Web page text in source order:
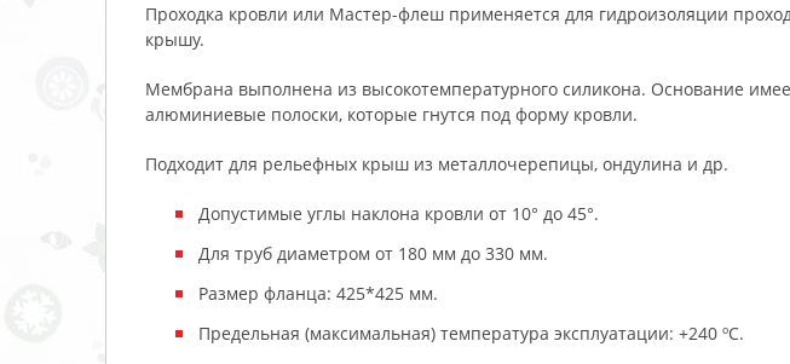
Проходка кровли или Мастер-флеш применяется для гидроизоляции
крышу.
Мембрана выполнена из высокотемпературного силикона. Основание
алюминиевые полоски, которые гнутся под форму кровли.
Подходит для рельефных крыш из металлочерепицы, ондулина и др.
Допустимые углы наклона кровли от 10° до 45°.
Для труб диаметром от 180 мм до 330 мм.
Размер фланца: 425*425 мм.
Предельная (максимальная) температура эксплуатации: +240 ºC.